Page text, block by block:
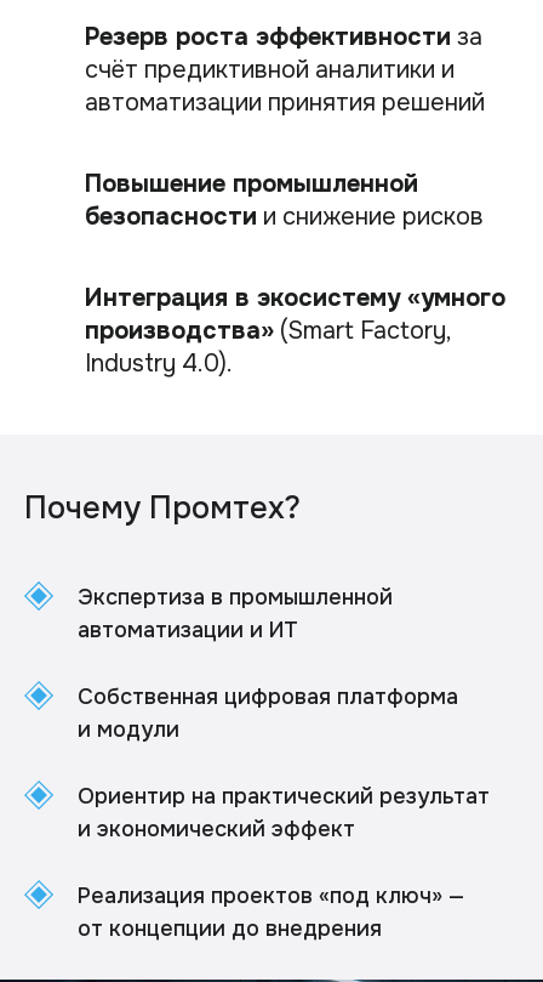
Резерв роста эффективности за
счёт предиктивной аналитики и
автоматизации принятия решений
Повышение промышленной
безопасности и снижение рисков
Интеграция в экосистему «умного
производства» (Smart Factory,
Industry 4.0).
Почему Промтех?
Экспертиза в промышленной
автоматизации и ИТ
Собственная цифровая платформа
и модули
Ориентир на практический результат
и экономический эффект
Реализация проектов «под ключ» —
от концепции до внедрения